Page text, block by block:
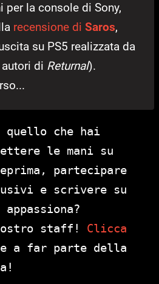
la console di Sony,
recensione di Saros,
su PS5 realizzata da
di Returnal).
che hai
le mani su
partecipare
e scrivere su
staff! Clicca
a far parte della